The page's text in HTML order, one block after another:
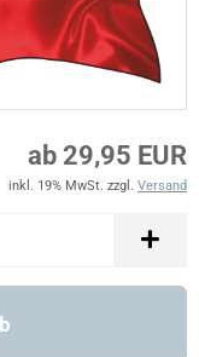
ab 29,95 EUR
inkl. 19% MwSt. zzgl. Versand